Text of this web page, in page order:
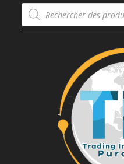
Recherche
de
produits